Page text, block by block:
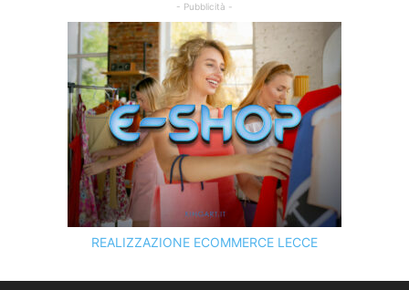
- Pubblicità -
REALIZZAZIONE ECOMMERCE LECCE
SCOPRI I SERVIZI DIKINGART.IT